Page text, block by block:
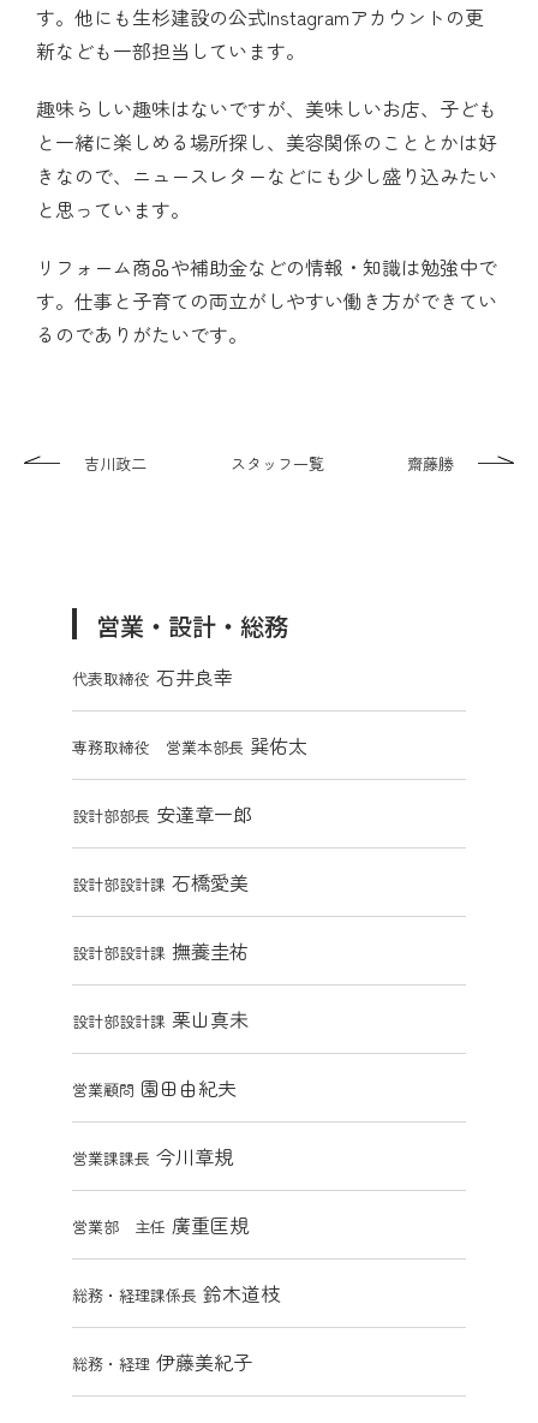
す。他にも生杉建設の公式Instagramアカウントの更
新なども一部担当しています。
趣味らしい趣味はないですが、美味しいお店、子ども
と一緒に楽しめる場所探し、美容関係のこととかは好
きなので、ニュースレターなどにも少し盛り込みたい
と思っています。
リフォーム商品や補助金などの情報・知識は勉強中で
す。仕事と子育ての両立がしやすい働き方ができてい
るのでありがたいです。
吉川政二 スタッフ一覧 齋藤勝
営業・設計・総務
代表取締役 石井良幸
専務取締役 営業本部長 巽佑太
設計部部長 安達章一郎
設計部設計課 石橋愛美
設計部設計課 撫養圭祐
設計部設計課 栗山真未
営業顧問 園田由紀夫
営業課課長 今川章規
営業部 主任 廣重匡規
総務・経理課係長 鈴木道枝
総務・経理 伊藤美紀子